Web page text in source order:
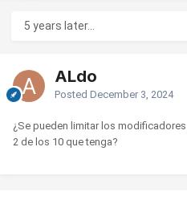
5 years later...
ALdo
Posted December 3, 2024
¿Se pueden limitar los
2 de los 10 que tenga?